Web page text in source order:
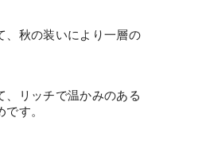
、秋の装いにより一層の
、リッチで温かみのある
す。